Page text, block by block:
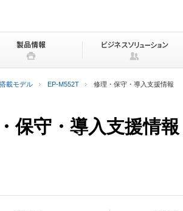
ビ
ョ
ッ
プ
載モデル EP-M552T 修理・保守・導入支援情報
保守・導入支援情報